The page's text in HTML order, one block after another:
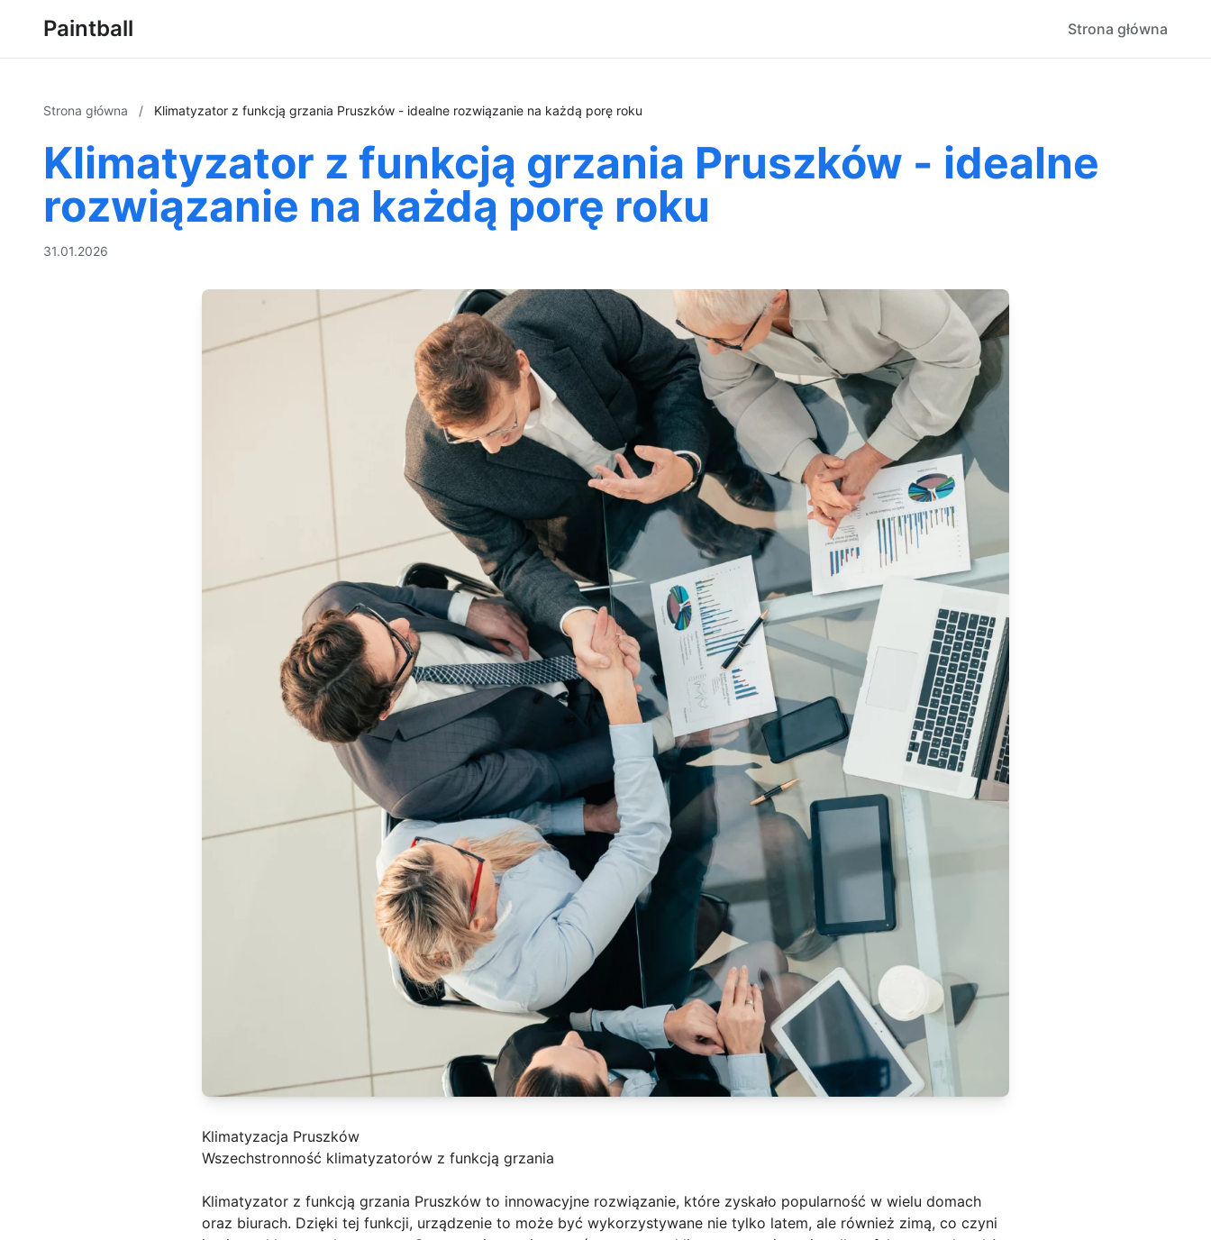
Paintball Strona główna
Strona główna / Klimatyzator z funkcją grzania Pruszków - idealne rozwiązanie na każdą porę roku
Klimatyzator z funkcją grzania Pruszków - idealne
rozwiązanie na każdą porę roku
31.01.2026
Klimatyzacja Pruszków
Wszechstronność klimatyzatorów z funkcją grzania
Klimatyzator z funkcją grzania Pruszków to innowacyjne rozwiązanie, które zyskało popularność w wielu domach
oraz biurach. Dzięki tej funkcji, urządzenie to może być wykorzystywane nie tylko latem, ale również zimą, co czyni